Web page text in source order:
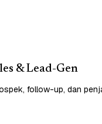
& Lead-Gen
follow-up, dan